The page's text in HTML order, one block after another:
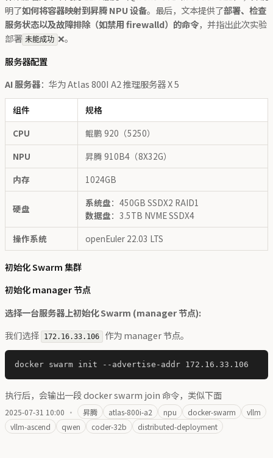
明了如何将容器映射到昇腾 NPU 设备。最后，文本提供了部署、检查
服务状态以及故障排除（如禁用 firewalld）的命令，并指出此次实验
部署 未能成功 ❌。
服务器配置
AI 服务器：华为 Atlas 800I A2 推理服务器 X 5
组件
规格
CPU
鲲鹏 920（5250）
NPU
昇腾 910B4（8X32G）
内存
1024GB
硬盘 系统盘：450GB SSDX2 RAID1
数据盘：3.5TB NVME SSDX4
操作系统
openEuler 22.03 LTS
初始化 Swarm 集群
初始化 manager 节点
选择一台服务器上初始化 Swarm (manager 节点):
我们选择
172.16.33.106 作为 manager 节点。
执行后，会输出一段 docker swarm join 命令，类似下面
2025-07-31 10:00 · 昇腾 atlas-800i-a2 npu docker-swarm
vllm
vllm-ascend
qwen coder-32b distributed-deployment